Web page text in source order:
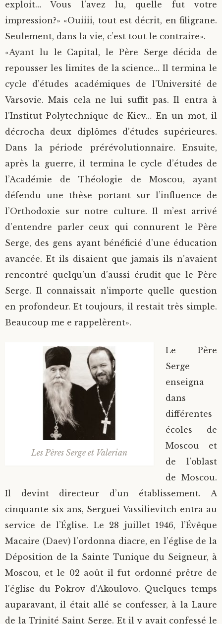
exploit… Vous l’avez lu, quelle fut votre
impression?» «Ouiiii, tout est décrit, en filigrane.
Seulement, dans la vie, c’est tout le contraire».
«Ayant lu le Capital, le Père Serge décida de
repousser les limites de la science… Il termina le
cycle d’études académiques de l’Université de
Varsovie. Mais cela ne lui suffit pas. Il entra à
l’Institut Polytechnique de Kiev… En un mot, il
décrocha deux diplômes d’études supérieures.
Dans la période prérévolutionnaire. Ensuite,
après la guerre, il termina le cycle d’études de
l’Académie de Théologie de Moscou, ayant
défendu une thèse portant sur l’influence de
l’Orthodoxie sur notre culture. Il m’est arrivé
d’entendre parler ceux qui connurent le Père
Serge, des gens ayant bénéficié d’une éducation
avancée. Et ils disaient que jamais ils n’avaient
rencontré quelqu’un d’aussi érudit que le Père
Serge. Il connaissait n’importe quelle question
en profondeur. Et toujours, il restait très simple.
Beaucoup me e rappelèrent».
Les Pères Serge et Valerian
Le Père
Serge
enseigna
dans
différentes
écoles de
Moscou et
de l’oblast
de Moscou.
Il devint directeur d’un établissement. A
cinquante-six ans, Serguei Vassilievitch entra au
service de l’Église. Le 28 juillet 1946, l’Évêque
Macaire (Daev) l’ordonna diacre, en l’église de la
Déposition de la Sainte Tunique du Seigneur, à
Moscou, et le 02 août il fut ordonné prêtre de
l’église du Pokrov d’Akoulovo. Quelques temps
auparavant, il était allé se confesser, à la Laure
de la Trinité Saint Serge. Et il y avait confessé le